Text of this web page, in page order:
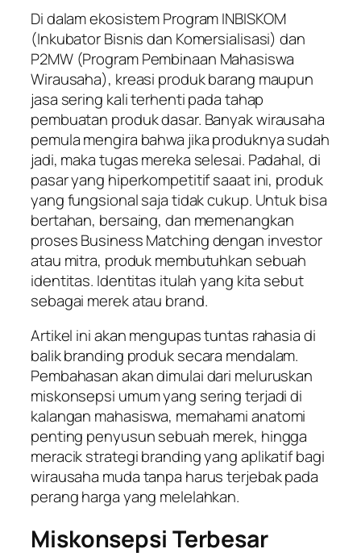
Di dalam ekosistem Program INBISKOM
(Inkubator Bisnis dan Komersialisasi) dan
P2MW (Program Pembinaan Mahasiswa
Wirausaha), kreasi produk barang maupun
jasa sering kali terhenti pada tahap
pembuatan produk dasar. Banyak wirausaha
pemula mengira bahwa jika produknya sudah
jadi, maka tugas mereka selesai. Padahal, di
pasar yang hiperkompetitif saaat ini, produk
yang fungsional saja tidak cukup. Untuk bisa
bertahan, bersaing, dan memenangkan
prosesBusiness Matchingdengan investor
atau mitra, produk membutuhkan sebuah
identitas. Identitas itulah yang kita sebut
sebagai merek atau brand.
Artikel ini akan mengupas tuntas rahasia di
balikbranding produk secara mendalam.
Pembahasan akan dimulai dari meluruskan
miskonsepsi umum yang sering terjadi di
kalangan mahasiswa, memahami anatomi
penting penyusun sebuah merek, hingga
meracik strategibrandingyang aplikatif bagi
wirausaha muda tanpa harus terjebak pada
perang harga yang melelahkan.
Miskonsepsi Terbesar